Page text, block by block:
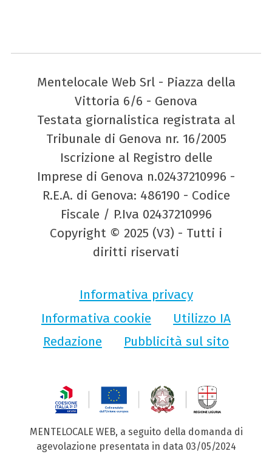
Mentelocale Web Srl - Piazza della
Vittoria 6/6 - Genova
Testata giornalistica registrata al
Tribunale di Genova nr. 16/2005
Iscrizione al Registro delle
Imprese di Genova n.02437210996 -
R.E.A. di Genova: 486190 - Codice
Fiscale / P.Iva 02437210996
Copyright © 2025 (V3) - Tutti i
diritti riservati
Informativa privacy
Informativa cookie
Utilizzo IA
Redazione
Pubblicità sul sito
MENTELOCALE WEB, a seguito della domanda di
agevolazione presentata in data 03/05/2024